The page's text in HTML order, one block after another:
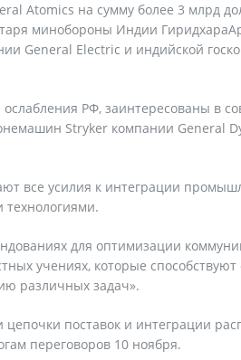
Atomics на сумму более 3 млрд
минобороны Индии
General Electric и индийской
РФ, заинтересованы в
Stryker компании General
все усилия к интеграции
для оптимизации
учениях, которые
различных задач».
поставок и интеграции
переговоров 10 ноября.